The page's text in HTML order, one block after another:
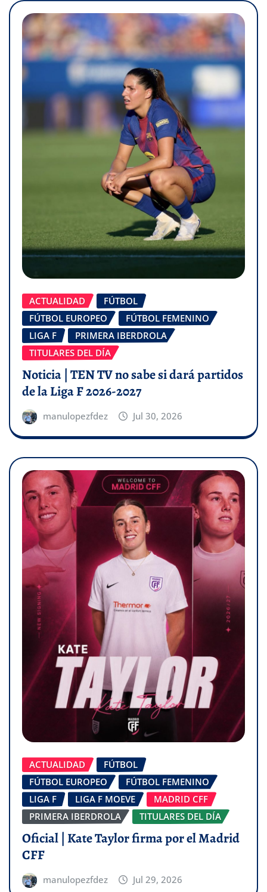
ACTUALIDAD
FÚTBOL
FÚTBOL EUROPEO
FÚTBOL FEMENINO
LIGA F
PRIMERA IBERDROLA
TITULARES DEL DÍA
Noticia | TEN TV no sabe si dará partidos
de la Liga F 2026-2027
manulopezfdez Jul 30, 2026
ACTUALIDAD
FÚTBOL
FÚTBOL EUROPEO
FÚTBOL FEMENINO
LIGA F
LIGA F MOEVE
MADRID CFF
PRIMERA IBERDROLA
TITULARES DEL DÍA
Oficial | Kate Taylor firma por el Madrid
CFF
manulopezfdez Jul 29, 2026